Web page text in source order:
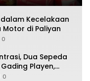
Kecelakaan
Motor di Paliyan
0
Dua Sepeda
Playen,
0